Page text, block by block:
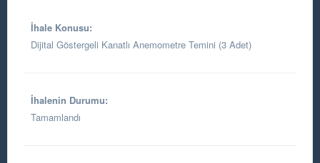
İhale Konusu:
Dijital Göstergeli Kanatlı Anemometre Temini (3 Adet)
İhalenin Durumu:
Tamamlandı